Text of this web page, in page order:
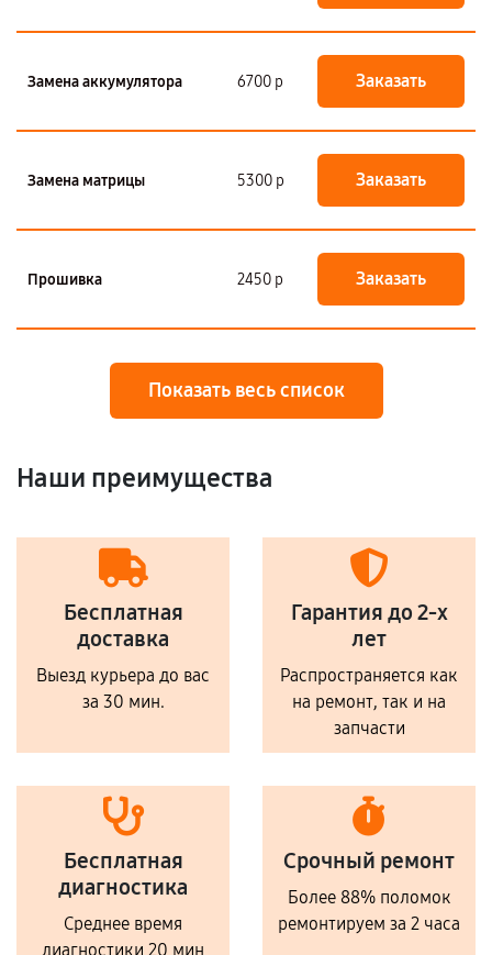
Замена аккумулятора 6700 р Заказать
Замена матрицы 5300 р Заказать
Прошивка 2450 р Заказать
Показать весь список
Наши преимущества
Бесплатная
доставка
Выезд курьера до вас
за 30 мин.
Гарантия до 2-х
лет
Распространяется как
на ремонт, так и на
запчасти
Бесплатная
диагностика
Среднее время
диагностики 20 мин
Срочный ремонт
Более 88% поломок
ремонтируем за 2 часа